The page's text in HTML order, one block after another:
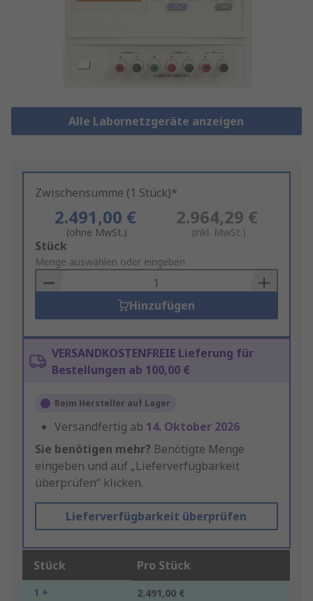
Alle Labornetzgeräte anzeigen
Zwischensumme (1 Stück)*
2.491,00 €
(ohne MwSt.)
2.964,29 €
(inkl. MwSt.)
Add
to
Basket
Stück
Menge auswählen oder eingeben
Hinzufügen
VERSANDKOSTENFREIE Lieferung für
Bestellungen ab 100,00 €
Beim Hersteller auf Lager
Versandfertig ab 14. Oktober 2026
Sie benötigen mehr? Benötigte Menge
eingeben und auf „Lieferverfügbarkeit
überprüfen“ klicken.
Lieferverfügbarkeit überprüfen
Stück Pro Stück
1 + 2.491,00 €